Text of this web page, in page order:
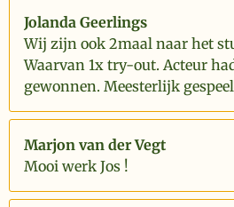
Jolanda Geerlings
Wij zijn ook 2maal naar het
Waarvan 1x try-out. Acteur
gewonnen. Meesterlijk
Marjon van der Vegt
Mooi werk Jos !